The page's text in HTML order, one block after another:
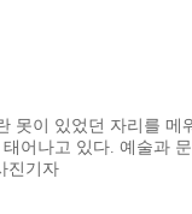
못이 있었던 자리를
어나고 있다. 예술과
진기자